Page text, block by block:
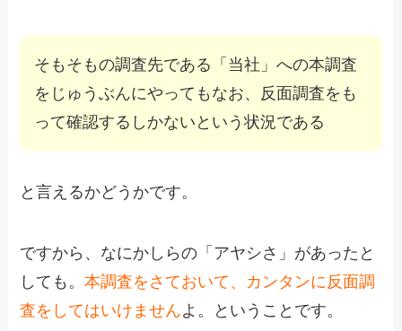
そもそもの調査先である「当社」への本調査
をじゅうぶんにやってもなお、反面調査をも
って確認するしかないという状況である
と言えるかどうかです。
ですから、なにかしらの「アヤシさ」があったと
しても。本調査をさておいて、カンタンに反面調
査をしてはいけませんよ。ということです。